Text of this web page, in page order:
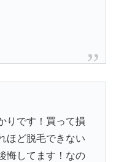
りです！買って損
ほど脱毛できない
悔してます！なの